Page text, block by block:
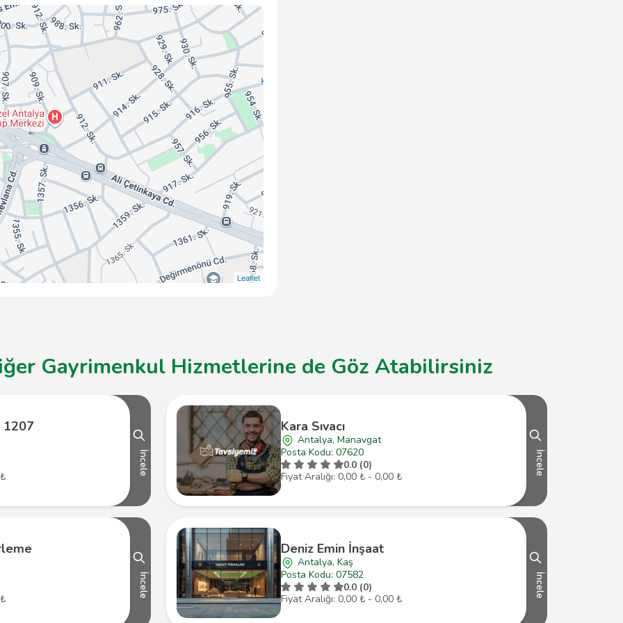
Leaflet
Gayrimenkul Hizmetlerine de Göz Atabilirsiniz
1207
İncele
Kara Sıvacı
Antalya, Manavgat
Posta Kodu: 07620
0.0 (0)
Fiyat Aralığı: 0,00 ₺ - 0,00 ₺
İncele
İncele
Deniz Emin İnşaat
Antalya, Kaş
Posta Kodu: 07582
0.0 (0)
Fiyat Aralığı: 0,00 ₺ - 0,00 ₺
İncele